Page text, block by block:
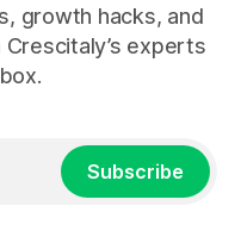
growth hacks, and
experts
Subscribe